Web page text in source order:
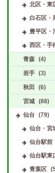
北区・東
白石区・
豊平区・
西区・手
青森 (4)
岩手 (3)
秋田 (6)
宮城 (88)
仙台 (79)
仙台・宮
仙台駅前
仙台駅東
青葉区